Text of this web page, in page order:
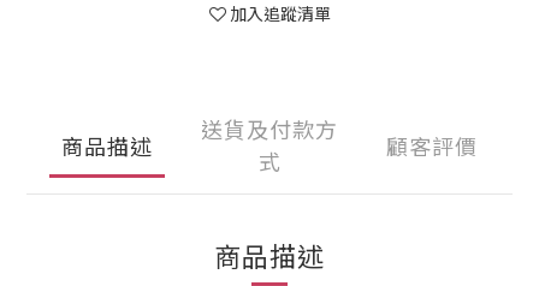
加入追蹤清單
商品描述
送貨及付款方
式
顧客評價
商品描述